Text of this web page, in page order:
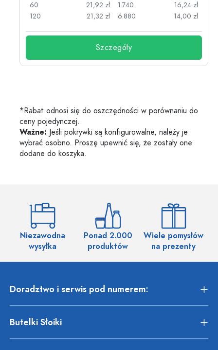
60
21,92 zł
120
21,32 zł
1.740
16,24 zł
6.880
14,00 zł
Szczegóły
*Rabat odnosi się do oszczędności w porównaniu do
ceny pojedynczej.
Ważne: Jeśli pokrywki są konfigurowalne, należy je
wybrać osobno. Proszę upewnić się, że zostały one
dodane do koszyka.
Niezawodna
wysyłka
Ponad 2.000
produktów
Wiele pomysłów
na prezenty
Doradztwo i serwis pod numerem:
Butelki Słoiki